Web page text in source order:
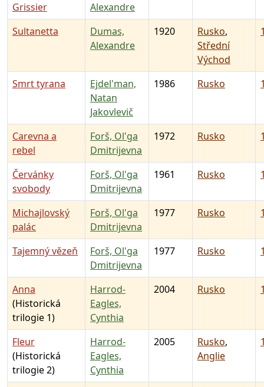
Grissier
Alexandre
Sultanetta
Dumas,
Alexandre
1920 Rusko,
Střední
Východ
Smrt tyrana
Ejdel'man,
Natan
Jakovlevič
1986 Rusko
Carevna a
rebel
Forš, Ol'ga
Dmitrijevna
1972 Rusko
Červánky
svobody
Forš, Ol'ga
Dmitrijevna
1961 Rusko
Michajlovský
palác
Forš, Ol'ga
Dmitrijevna
1977 Rusko
Tajemný vězeň
Forš, Ol'ga
Dmitrijevna
1977 Rusko
Anna
(Historická
trilogie 1)
Harrod-
Eagles,
Cynthia
2004 Rusko
Fleur
(Historická
trilogie 2)
Harrod-
Eagles,
Cynthia
2005 Rusko,
Anglie